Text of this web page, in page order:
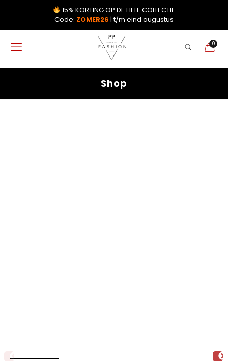
15% KORTING OP DE HELE COLLECTIE
Code: ZOMER26 | t/m eind augustus
0
Shop